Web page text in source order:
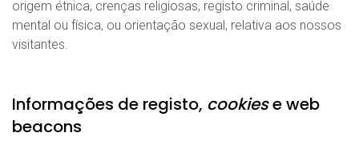
origem étnica, crenças religiosas, registo criminal, saúde
mental ou física, ou orientação sexual, relativa aos nossos
visitantes.
Informações de registo, cookiese web
beacons